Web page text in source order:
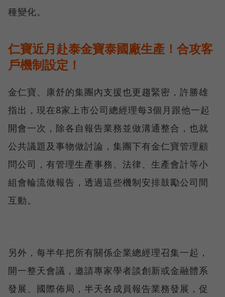
種變化。
仁寶近月赴泰金寶泰國廠生產！合攻客
戶機制設定！
金仁寶、康舒的集團內支援也更趨緊密，許勝雄
指出，現在8家上市公司總經理每3個月跟他一起
開會一次，除各自報告業務並做溝通整合，也就
公共議題及事物做討論，集團下有金仁寶管理顧
問公司，有管理生產事務、法律、生產會計等小
組會輪流做報告，透過這些機制安排鼓勵公司間
互動。
另外，每半年把所有關係企業總經理召集一起，
開一整天會議，邀請專家學者談創新或金融體系
發展、國際佈局，半天各成員報告業務發展，促